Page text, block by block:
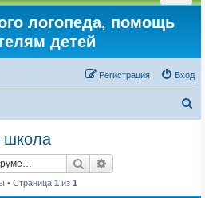
логопеда, помощь
детей
Вход
Регистрация
о
школа
Поиск
• Страница 1 из 1